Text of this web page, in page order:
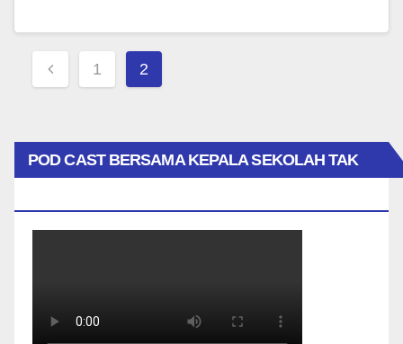
Posts
Pagination
1 2
POD CAST BERSAMA KEPALA SEKOLAH TAK